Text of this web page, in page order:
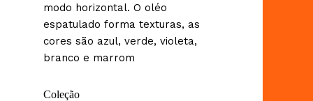
modo horizontal. O oléo
espatulado forma texturas, as
cores são azul, verde, violeta,
branco e marrom
Coleção